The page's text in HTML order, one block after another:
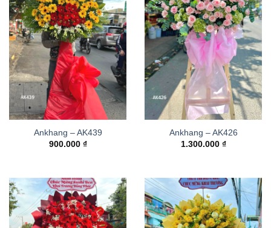
Ankhang – AK439
900.000 ₫
Ankhang – AK426
1.300.000 ₫